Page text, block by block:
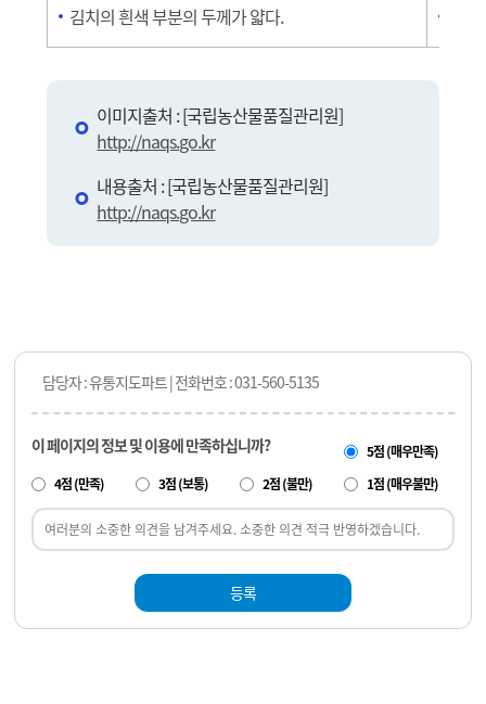
김치의 흰색 부분의 두께가 얇다.
이미지출처 : [국립농산물품질관리원]
http://naqs.go.kr
내용출처 : [국립농산물품질관리원]
http://naqs.go.kr
담당자 : 유통지도파트 | 전화번호 : 031-560-5135
이 페이지의 정보 및 이용에 만족하십니까?
5점 (매우만족)
4점 (만족)
3점 (보통) 2점 (불만) 1점 (매우불만)
등록